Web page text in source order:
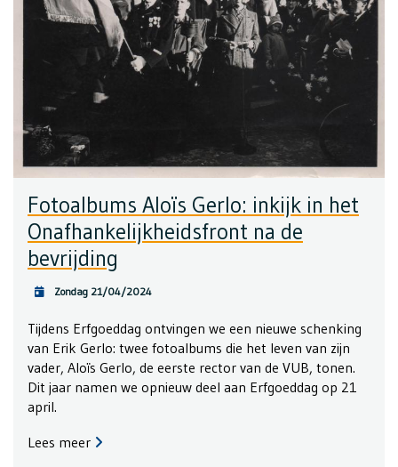
Fotoalbums Aloïs Gerlo: inkijk in het
Onafhankelijkheidsfront na de
bevrijding
Zondag 21/04/2024
Tijdens Erfgoeddag ontvingen we een nieuwe schenking
van Erik Gerlo: twee fotoalbums die het leven van zijn
vader, Aloïs Gerlo, de eerste rector van de VUB, tonen.
Dit jaar namen we opnieuw deel aan Erfgoeddag op 21
april.
Lees meer